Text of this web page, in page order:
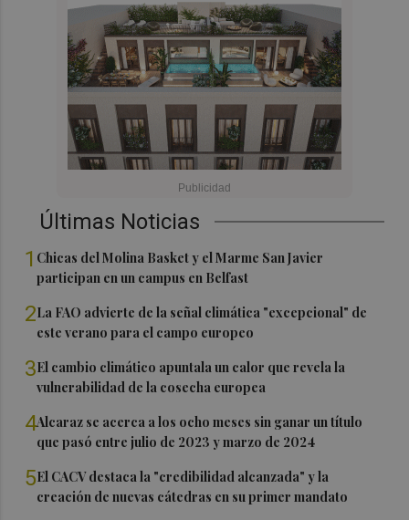
Últimas Noticias
1 Chicas del Molina Basket y el Marme San Javier
participan en un campus en Belfast
2La FAO advierte de la señal climática "excepcional" de
este verano para el campo europeo
3El cambio climático apuntala un calor que revela la
vulnerabilidad de la cosecha europea
4Alcaraz se acerca a los ocho meses sin ganar un título
que pasó entre julio de 2023 y marzo de 2024
5El CACV destaca la "credibilidad alcanzada" y la
creación de nuevas cátedras en su primer mandato